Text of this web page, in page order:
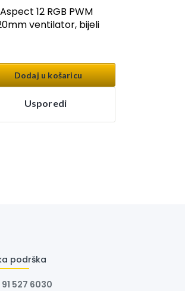
12 RGB PWM
ventilator, bijeli
Dodaj u košaricu
Usporedi
podrška
527 6030